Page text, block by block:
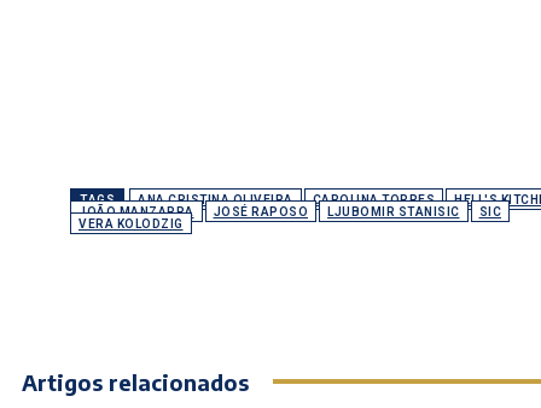
TAGS ANA CRISTINA OLIVEIRA CAROLINA TORRES
HELL'S
JOÃO MANZARRA
JOSÉ RAPOSO LJUBOMIR STANISIC
SIC
VERA KOLODZIG
Artigos relacionados